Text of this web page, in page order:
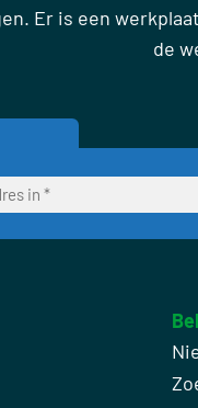
Er is een
de